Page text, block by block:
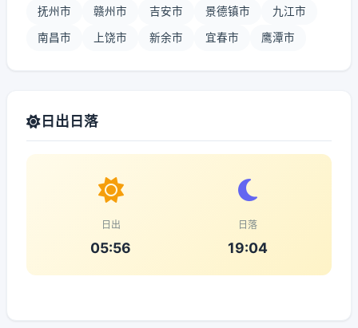
抚州市 赣州市 吉安市 景德镇市 九江市
南昌市 上饶市 新余市 宜春市 鹰潭市
日出日落
日出
05:56
日落
19:04